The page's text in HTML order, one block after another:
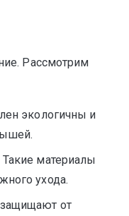
Рассмотрим
экологичны и
материалы
ухода.
от